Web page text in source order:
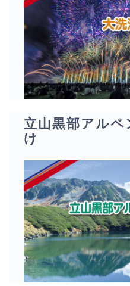
立山黒部アル
け